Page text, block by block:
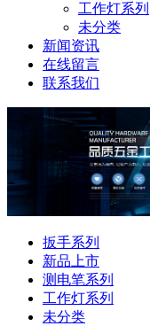
工作灯系列
未分类
新闻资讯
在线留言
联系我们
扳手系列
新品上市
测电笔系列
工作灯系列
未分类